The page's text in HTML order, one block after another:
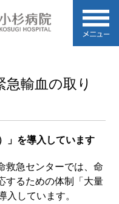
輸血の取り
」を導入しています
救急センターでは、命
するための体制「大量
入しています。